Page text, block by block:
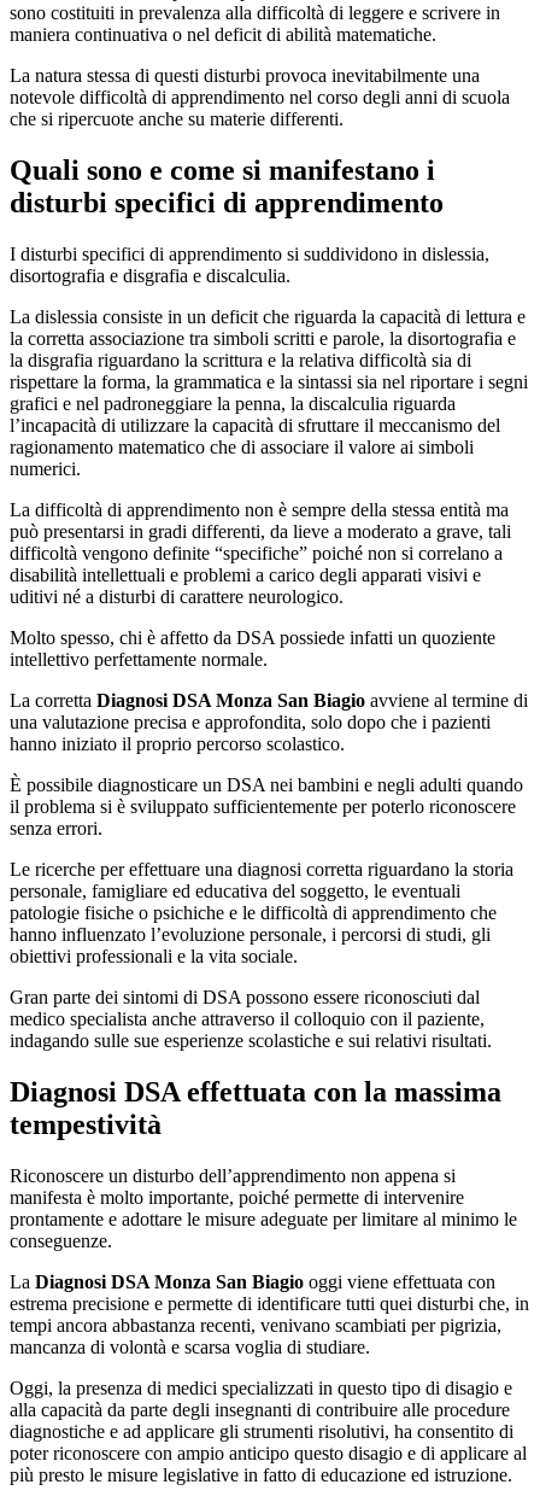
sono costituiti in prevalenza alla difficoltà di leggere e scrivere in
maniera continuativa o nel deficit di abilità matematiche.
La natura stessa di questi disturbi provoca inevitabilmente una
notevole difficoltà di apprendimento nel corso degli anni di scuola
che si ripercuote anche su materie differenti.
Quali sono e come si manifestano i
disturbi specifici di apprendimento
I disturbi specifici di apprendimento si suddividono in dislessia,
disortografia e disgrafia e discalculia.
La dislessia consiste in un deficit che riguarda la capacità di lettura e
la corretta associazione tra simboli scritti e parole, la disortografia e
la disgrafia riguardano la scrittura e la relativa difficoltà sia di
rispettare la forma, la grammatica e la sintassi sia nel riportare i segni
grafici e nel padroneggiare la penna, la discalculia riguarda
l’incapacità di utilizzare la capacità di sfruttare il meccanismo del
ragionamento matematico che di associare il valore ai simboli
numerici.
La difficoltà di apprendimento non è sempre della stessa entità ma
può presentarsi in gradi differenti, da lieve a moderato a grave, tali
difficoltà vengono definite “specifiche” poiché non si correlano a
disabilità intellettuali e problemi a carico degli apparati visivi e
uditivi né a disturbi di carattere neurologico.
Molto spesso, chi è affetto da DSA possiede infatti un quoziente
intellettivo perfettamente normale.
La corretta Diagnosi DSA Monza San Biagio avviene al termine di
una valutazione precisa e approfondita, solo dopo che i pazienti
hanno iniziato il proprio percorso scolastico.
È possibile diagnosticare un DSA nei bambini e negli adulti quando
il problema si è sviluppato sufficientemente per poterlo riconoscere
senza errori.
Le ricerche per effettuare una diagnosi corretta riguardano la storia
personale, famigliare ed educativa del soggetto, le eventuali
patologie fisiche o psichiche e le difficoltà di apprendimento che
hanno influenzato l’evoluzione personale, i percorsi di studi, gli
obiettivi professionali e la vita sociale.
Gran parte dei sintomi di DSA possono essere riconosciuti dal
medico specialista anche attraverso il colloquio con il paziente,
indagando sulle sue esperienze scolastiche e sui relativi risultati.
Diagnosi DSA effettuata con la massima
tempestività
Riconoscere un disturbo dell’apprendimento non appena si
manifesta è molto importante, poiché permette di intervenire
prontamente e adottare le misure adeguate per limitare al minimo le
conseguenze.
La Diagnosi DSA Monza San Biagio oggi viene effettuata con
estrema precisione e permette di identificare tutti quei disturbi che, in
tempi ancora abbastanza recenti, venivano scambiati per pigrizia,
mancanza di volontà e scarsa voglia di studiare.
Oggi, la presenza di medici specializzati in questo tipo di disagio e
alla capacità da parte degli insegnanti di contribuire alle procedure
diagnostiche e ad applicare gli strumenti risolutivi, ha consentito di
poter riconoscere con ampio anticipo questo disagio e di applicare al
più presto le misure legislative in fatto di educazione ed istruzione.